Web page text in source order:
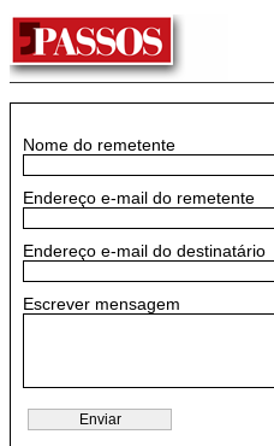
Nome do remetente
Endereço e-mail do remetente
Endereço e-mail do destinatário
Escrever mensagem